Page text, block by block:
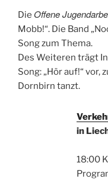
Die Offene
Mobb!“. Die Band
Song zum Thema.
Des Weiteren trägt
Song: „Hör auf!“ vor,
Dornbirn tanzt.
in
18:00